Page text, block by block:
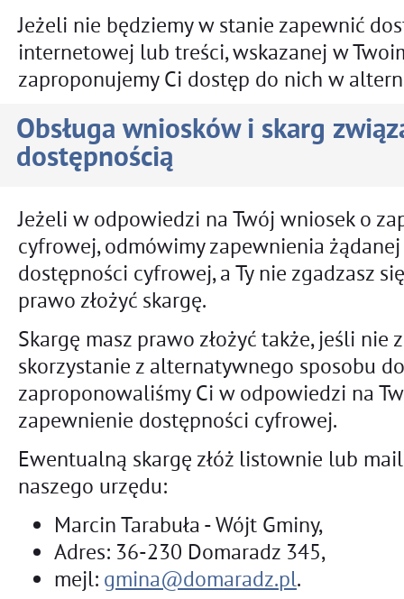
Jeżeli nie będziemy w stanie zapewnić
internetowej lub treści, wskazanej w
zaproponujemy Ci dostęp do nich w
Obsługa wniosków i skarg
dostępnością
Jeżeli w odpowiedzi na Twój wniosek o
cyfrowej, odmówimy zapewnienia
dostępności cyfrowej, a Ty nie zgadzasz
prawo złożyć skargę.
Skargę masz prawo złożyć także, jeśli nie
skorzystanie z alternatywnego sposobu
zaproponowaliśmy Ci w odpowiedzi na
zapewnienie dostępności cyfrowej.
Ewentualną skargę złóż listownie lub
naszego urzędu:
Marcin Tarabuła - Wójt Gminy,
Adres: 36-230 Domaradz 345,
mejl: gmina@domaradz.pl.